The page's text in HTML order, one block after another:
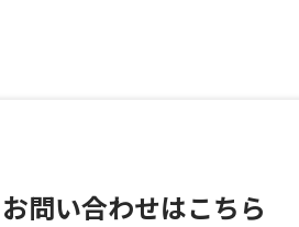
お問い合わせはこちら